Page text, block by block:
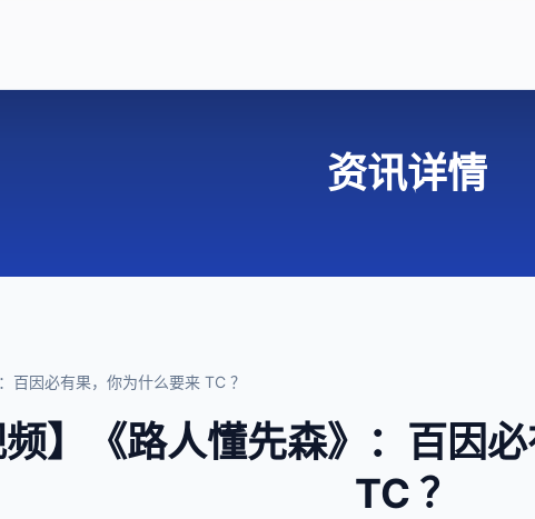
资讯详情
百因必有果，你为什么要来 TC ？
频】《路人懂先森》：百因
TC ？